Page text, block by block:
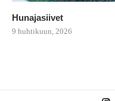
Hunajasiivet
9 huhtikuun, 2026